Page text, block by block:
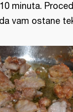
minuta.
vam ostane